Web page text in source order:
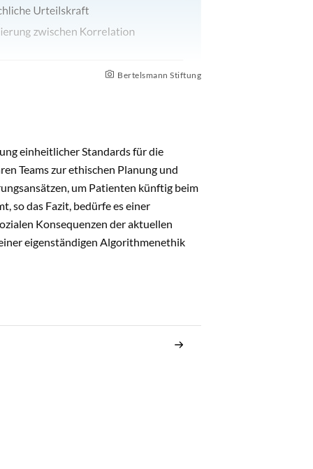
Bertelsmann Stiftung
einheitlicher Standards für die
Teams zur ethischen Planung und
um Patienten künftig beim
so das Fazit, bedürfe es einer
Konsequenzen der aktuellen
eigenständigen Algorithmenethik